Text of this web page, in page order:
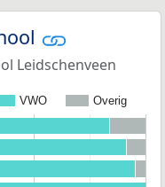
Leidschenveen
VWO Overig